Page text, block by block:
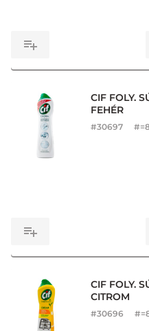
CIF FOLY.
FEHÉR
#30697
CIF FOLY.
CITROM
#30696